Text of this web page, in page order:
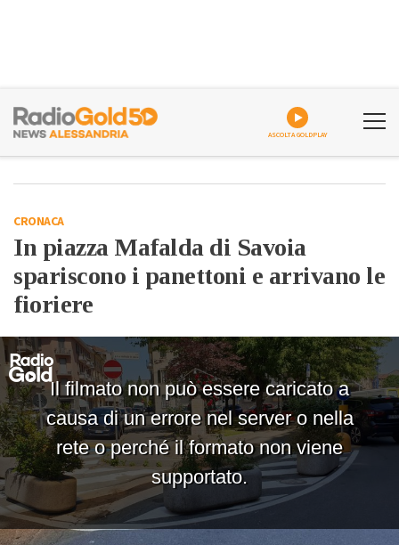
ASCOLTA GOLDPLAY
CRONACA
In piazza Mafalda di Savoia
spariscono i panettoni e arrivano le
fioriere